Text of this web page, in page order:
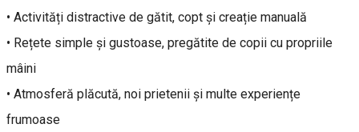
• Activități distractive de gătit, copt și creație manuală
• Rețete simple și gustoase, pregătite de copii cu propriile
mâini
• Atmosferă plăcută, noi prietenii și multe experiențe
frumoase